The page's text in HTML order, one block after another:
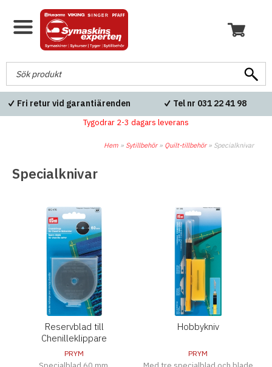
Fri retur vid garantiärenden Tel nr 031 22 41 98
Tygodrar 2-3 dagars leverans
Hem » Sytillbehör» Quilt-tillbehör» Specialknivar
Specialknivar
Reservblad till
Chenilleklippare
PRYM
Hobbykniv
PRYM